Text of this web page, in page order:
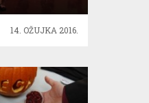
14. OŽUJKA 2016.